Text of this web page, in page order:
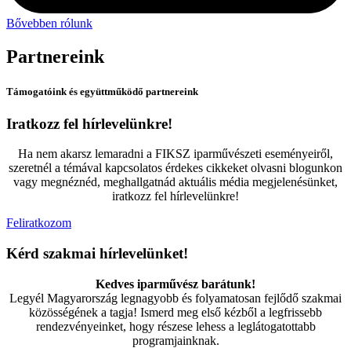
Bővebben rólunk
Partnereink
Támogatóink és együttműködő partnereink
Iratkozz fel hírlevelünkre!
Ha nem akarsz lemaradni a FIKSZ iparművészeti eseményeiről,
szeretnél a témával kapcsolatos érdekes cikkeket olvasni blogunkon
vagy megnéznéd, meghallgatnád aktuális média megjelenésünket,
iratkozz fel hírlevelünkre!
Feliratkozom
Kérd szakmai hírlevelünket!
Kedves iparművész barátunk!
Legyél Magyarország legnagyobb és folyamatosan fejlődő szakmai
közösségének a tagja! Ismerd meg első kézből a legfrissebb
rendezvényeinket, hogy részese lehess a leglátogatottabb
programjainknak.